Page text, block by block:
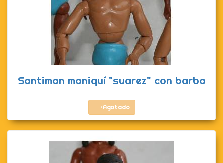
Santiman maniquí "suarez" con barba
Agotado